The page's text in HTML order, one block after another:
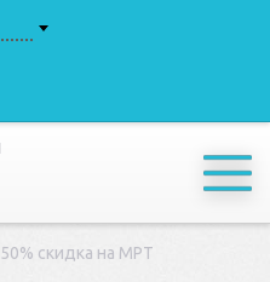
50% скидка на МРТ